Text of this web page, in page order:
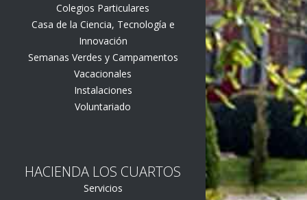
Colegios Particulares
Casa de la Ciencia, Tecnología e
Innovación
Semanas Verdes y Campamentos
Vacacionales
Instalaciones
Voluntariado
HACIENDA LOS CUARTOS
Servicios